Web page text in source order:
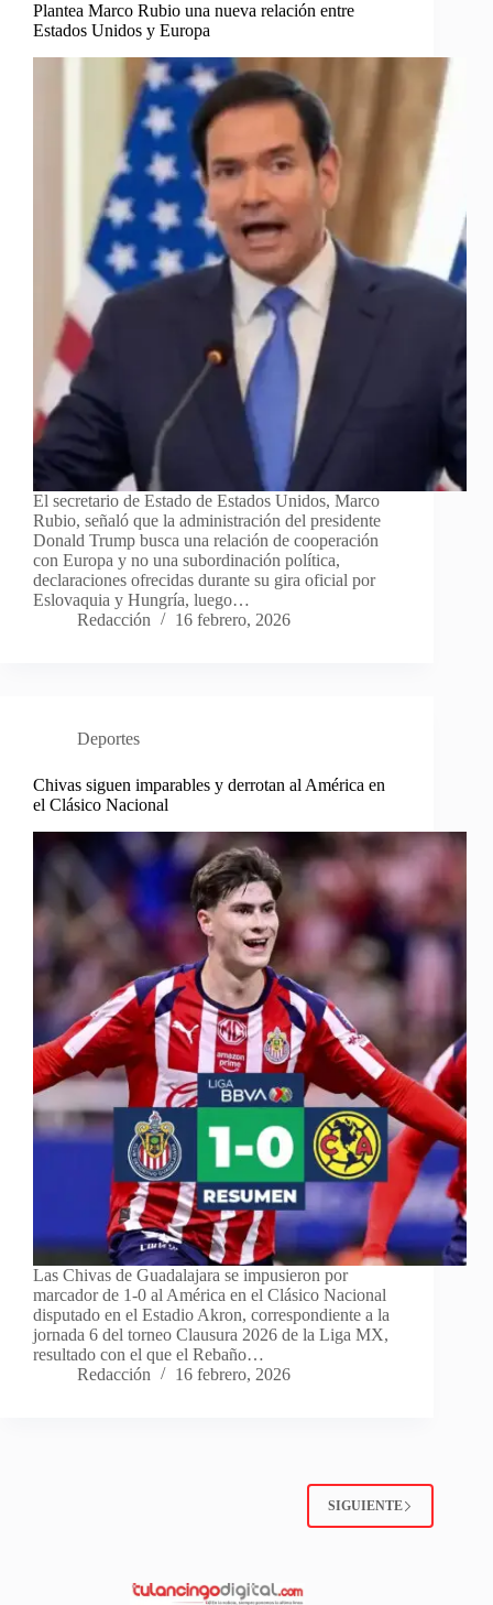
Plantea Marco Rubio una nueva relación entre
Estados Unidos y Europa
El secretario de Estado de Estados Unidos, Marco
Rubio, señaló que la administración del presidente
Donald Trump busca una relación de cooperación
con Europa y no una subordinación política,
declaraciones ofrecidas durante su gira oficial por
Eslovaquia y Hungría, luego…
Redacción
16 febrero, 2026
Deportes
Chivas siguen imparables y derrotan al América en
el Clásico Nacional
Las Chivas de Guadalajara se impusieron por
marcador de 1-0 al América en el Clásico Nacional
disputado en el Estadio Akron, correspondiente a la
jornada 6 del torneo Clausura 2026 de la Liga MX,
resultado con el que el Rebaño…
Redacción
16 febrero, 2026
SIGUIENTE